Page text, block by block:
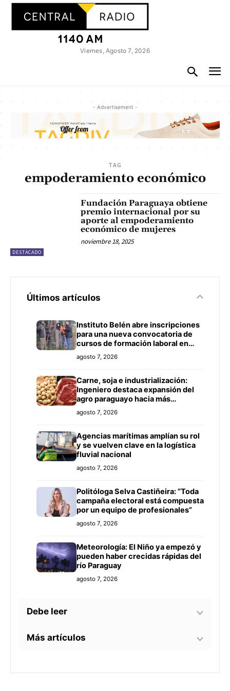
Viernes, Agosto 7, 2026
- Advertisement -
TAG
empoderamiento económico
DESTACADO
Fundación Paraguaya obtiene
premio internacional por su
aporte al empoderamiento
económico de mujeres
noviembre 18, 2025
Últimos artículos
Instituto Belén abre inscripciones
para una nueva convocatoria de
cursos de formación laboral en
Concepción
agosto 7, 2026
Carne, soja e industrialización:
Ingeniero destaca expansión del
agro paraguayo hacia más
mercados
agosto 7, 2026
Agencias marítimas amplían su rol
y se vuelven clave en la logística
fluvial nacional
agosto 7, 2026
Politóloga Selva Castiñeira: “Toda
campaña electoral está compuesta
por un equipo de profesionales”
agosto 7, 2026
Meteorología: El Niño ya empezó y
pueden haber crecidas rápidas del
río Paraguay
agosto 7, 2026
Debe leer
Tecnología y BIM ganan terreno en
Más artículos